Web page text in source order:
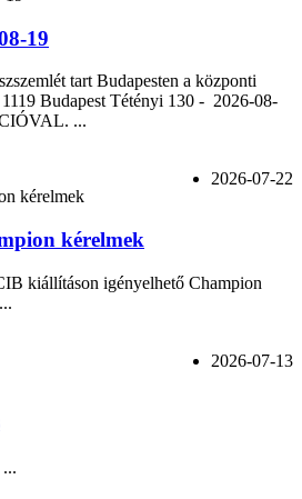
19
tart Budapesten a központi
Budapest Tétényi 130 - 2026-08-
...
2026-07-22
kérelmek
kiállításon igényelhető Champion
2026-07-13